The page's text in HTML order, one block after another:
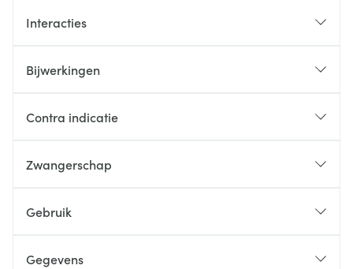
Interacties
Bijwerkingen
Contra indicatie
Zwangerschap
Gebruik
Gegevens